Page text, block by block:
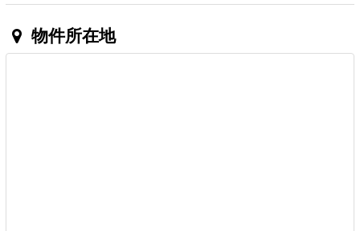
物件所在地